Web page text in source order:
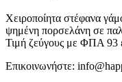
Χειροποίητα στέφανα
ψημένη πορσελάνη σε
Τιμή ζεύγους με ΦΠΑ 93
Επικοινωνήστε: